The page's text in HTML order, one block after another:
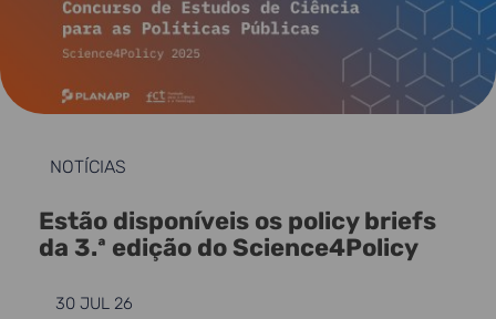
NOTÍCIAS
Estão disponíveis os policy briefs
da 3.ª edição do Science4Policy
30 JUL 26